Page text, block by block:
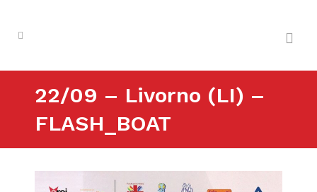
22/09 – Livorno (LI) –
FLASH_BOAT